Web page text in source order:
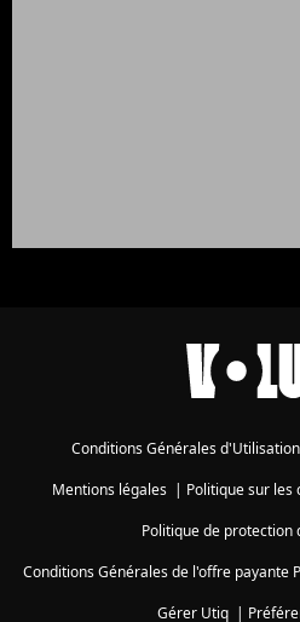
Conditions Générales d'Utilisation
Mentions légales| Politique sur les
Politique de protection
Conditions Générales de l'offre payante
Gérer Utiq |